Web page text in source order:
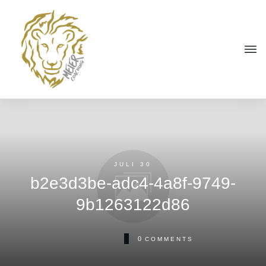
JULI 30
b2e3d3be-adc4-4a8f-9749-
9b1263122d86
0 COMMENTS